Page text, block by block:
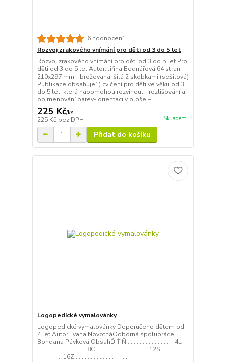
6 hodnocení
Rozvoj zrakového vnímání pro děti od 3 do 5 let
Rozvoj zrakového vnímání pro děti od 3 do 5 let Pro
děti od 3 do 5 let Autor: Jiřina Bednářová 64 stran,
210x297 mm - brožovaná, šitá 2 skobkami (sešitová)
Publikace obsahuje1) cvičení pro děti ve věku od 3
do 5 let, která napomohou rozvinout:- rozlišování a
pojmenování barev- orientaci v ploše –...
225 Kč/ks
225 Kč bez DPH Skladem
Přidat do košíku
Logopedické vymalovánky
Logopedické vymalovánky Doporučeno dětem od
4 let Autor: Ivana NovotnáOdborná spolupráce:
Bohdana Pávková ObsahĎ Ť Ň . . . . . . . . . . . . . ... .4L . .
. . . . . . . . . . . . . . . . .8C. . . . . . . . . . . . . . . . . . 12S . . . . . . . . .
. . . . . . . .. 16Z . . . . . . . . . . . . . . . ....